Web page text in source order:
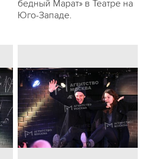
бедный Марат» в Театре на
Юго-Западе.